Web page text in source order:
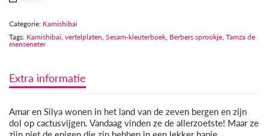
Categorie: Kamishibai
Tags: Kamishibai vertelplaten Sesam-kleuterboek Berbers sprookje Tamza de
menseneter
Extra informatie
Amar en Silya wonen in het land van de zeven bergen en zijn
dol op cactusvijgen. Vandaag vinden ze de allerzoetste! Maar ze